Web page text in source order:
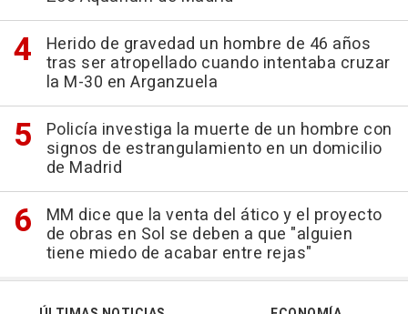
Herido de gravedad un hombre de 46 años
tras ser atropellado cuando intentaba cruzar
la M-30 en Arganzuela
Policía investiga la muerte de un hombre con
signos de estrangulamiento en un domicilio
de Madrid
MM dice que la venta del ático y el proyecto
de obras en Sol se deben a que "alguien
tiene miedo de acabar entre rejas"